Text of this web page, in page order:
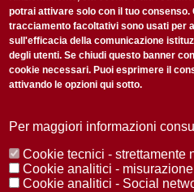
Accetto laPrivacy Policy
Redazione Copyright Privacy
© 2025 Università di Padova
potrai attivare solo con il tuo
tracciamento facoltativi sono usati per
sull'efficacia della comunicazione
degli utenti. Se chiudi questo banner
cookie necessari. Puoi esprimere il
attivando le opzioni qui sotto.
Per maggiori informazioni
Cookie tecnici - strettamente
Cookie analitici -
Cookie analitici - Social